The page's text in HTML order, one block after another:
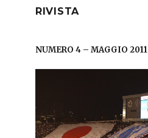
RIVISTA
NUMERO 4 – MAGGIO 2011